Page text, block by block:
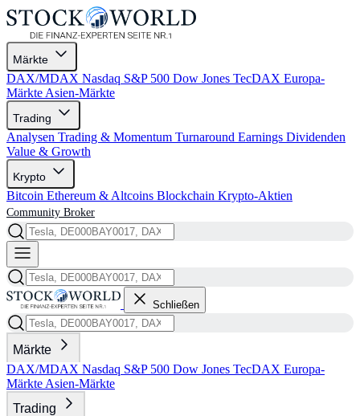
Märkte
DAX/MDAX Nasdaq S&P 500 Dow Jones TecDAX Europa-
Märkte Asien-Märkte
Trading
Analysen Trading & Momentum Turnaround Earnings Dividenden
Value & Growth
Krypto
Bitcoin Ethereum & Altcoins Blockchain Krypto-Aktien
Community Broker
Schließen
Märkte
DAX/MDAX Nasdaq S&P 500 Dow Jones TecDAX Europa-
Märkte Asien-Märkte
Trading